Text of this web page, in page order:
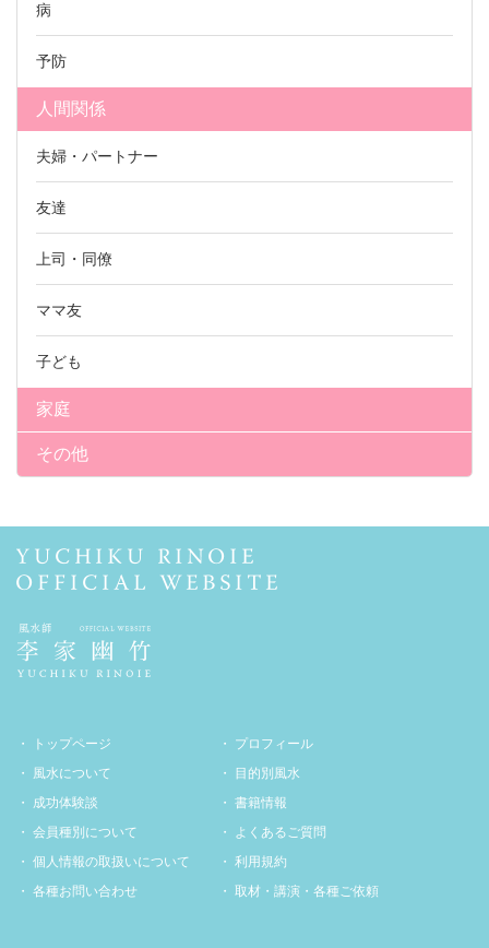
病
予防
人間関係
夫婦・パートナー
友達
上司・同僚
ママ友
子ども
家庭
その他
トップページ
プロフィール
風水について
目的別風水
成功体験談
書籍情報
会員種別について
よくあるご質問
個人情報の取扱いについて
利用規約
各種お問い合わせ
取材・講演・各種ご依頼